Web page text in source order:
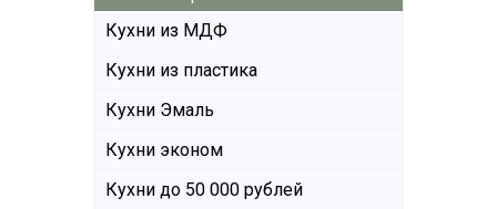
Кухни из МДФ
Кухни из пластика
Кухни Эмаль
Кухни эконом
Кухни до 50 000 рублей